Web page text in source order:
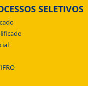
SELETIVOS